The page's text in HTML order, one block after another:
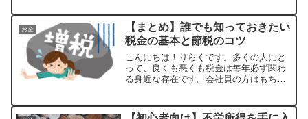
上記のように、理解度は人によって異な
るとは思いますが、お金は...
お金
【まとめ】誰でも知っておきたい
税金の基本と節税のコツ
こんにちは！りらくです。多くの人にと
って、良くも悪くも税金は毎年必ず関わ
る身近な存在です。会社員の方はもちろ
ておくことで、手取りを増やす工夫や節